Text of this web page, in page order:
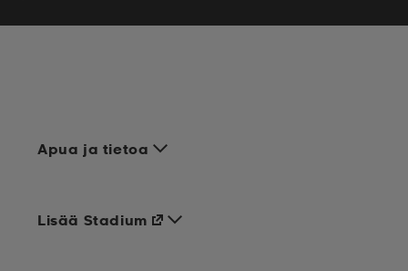
Apua ja tietoa
Lisää Stadium